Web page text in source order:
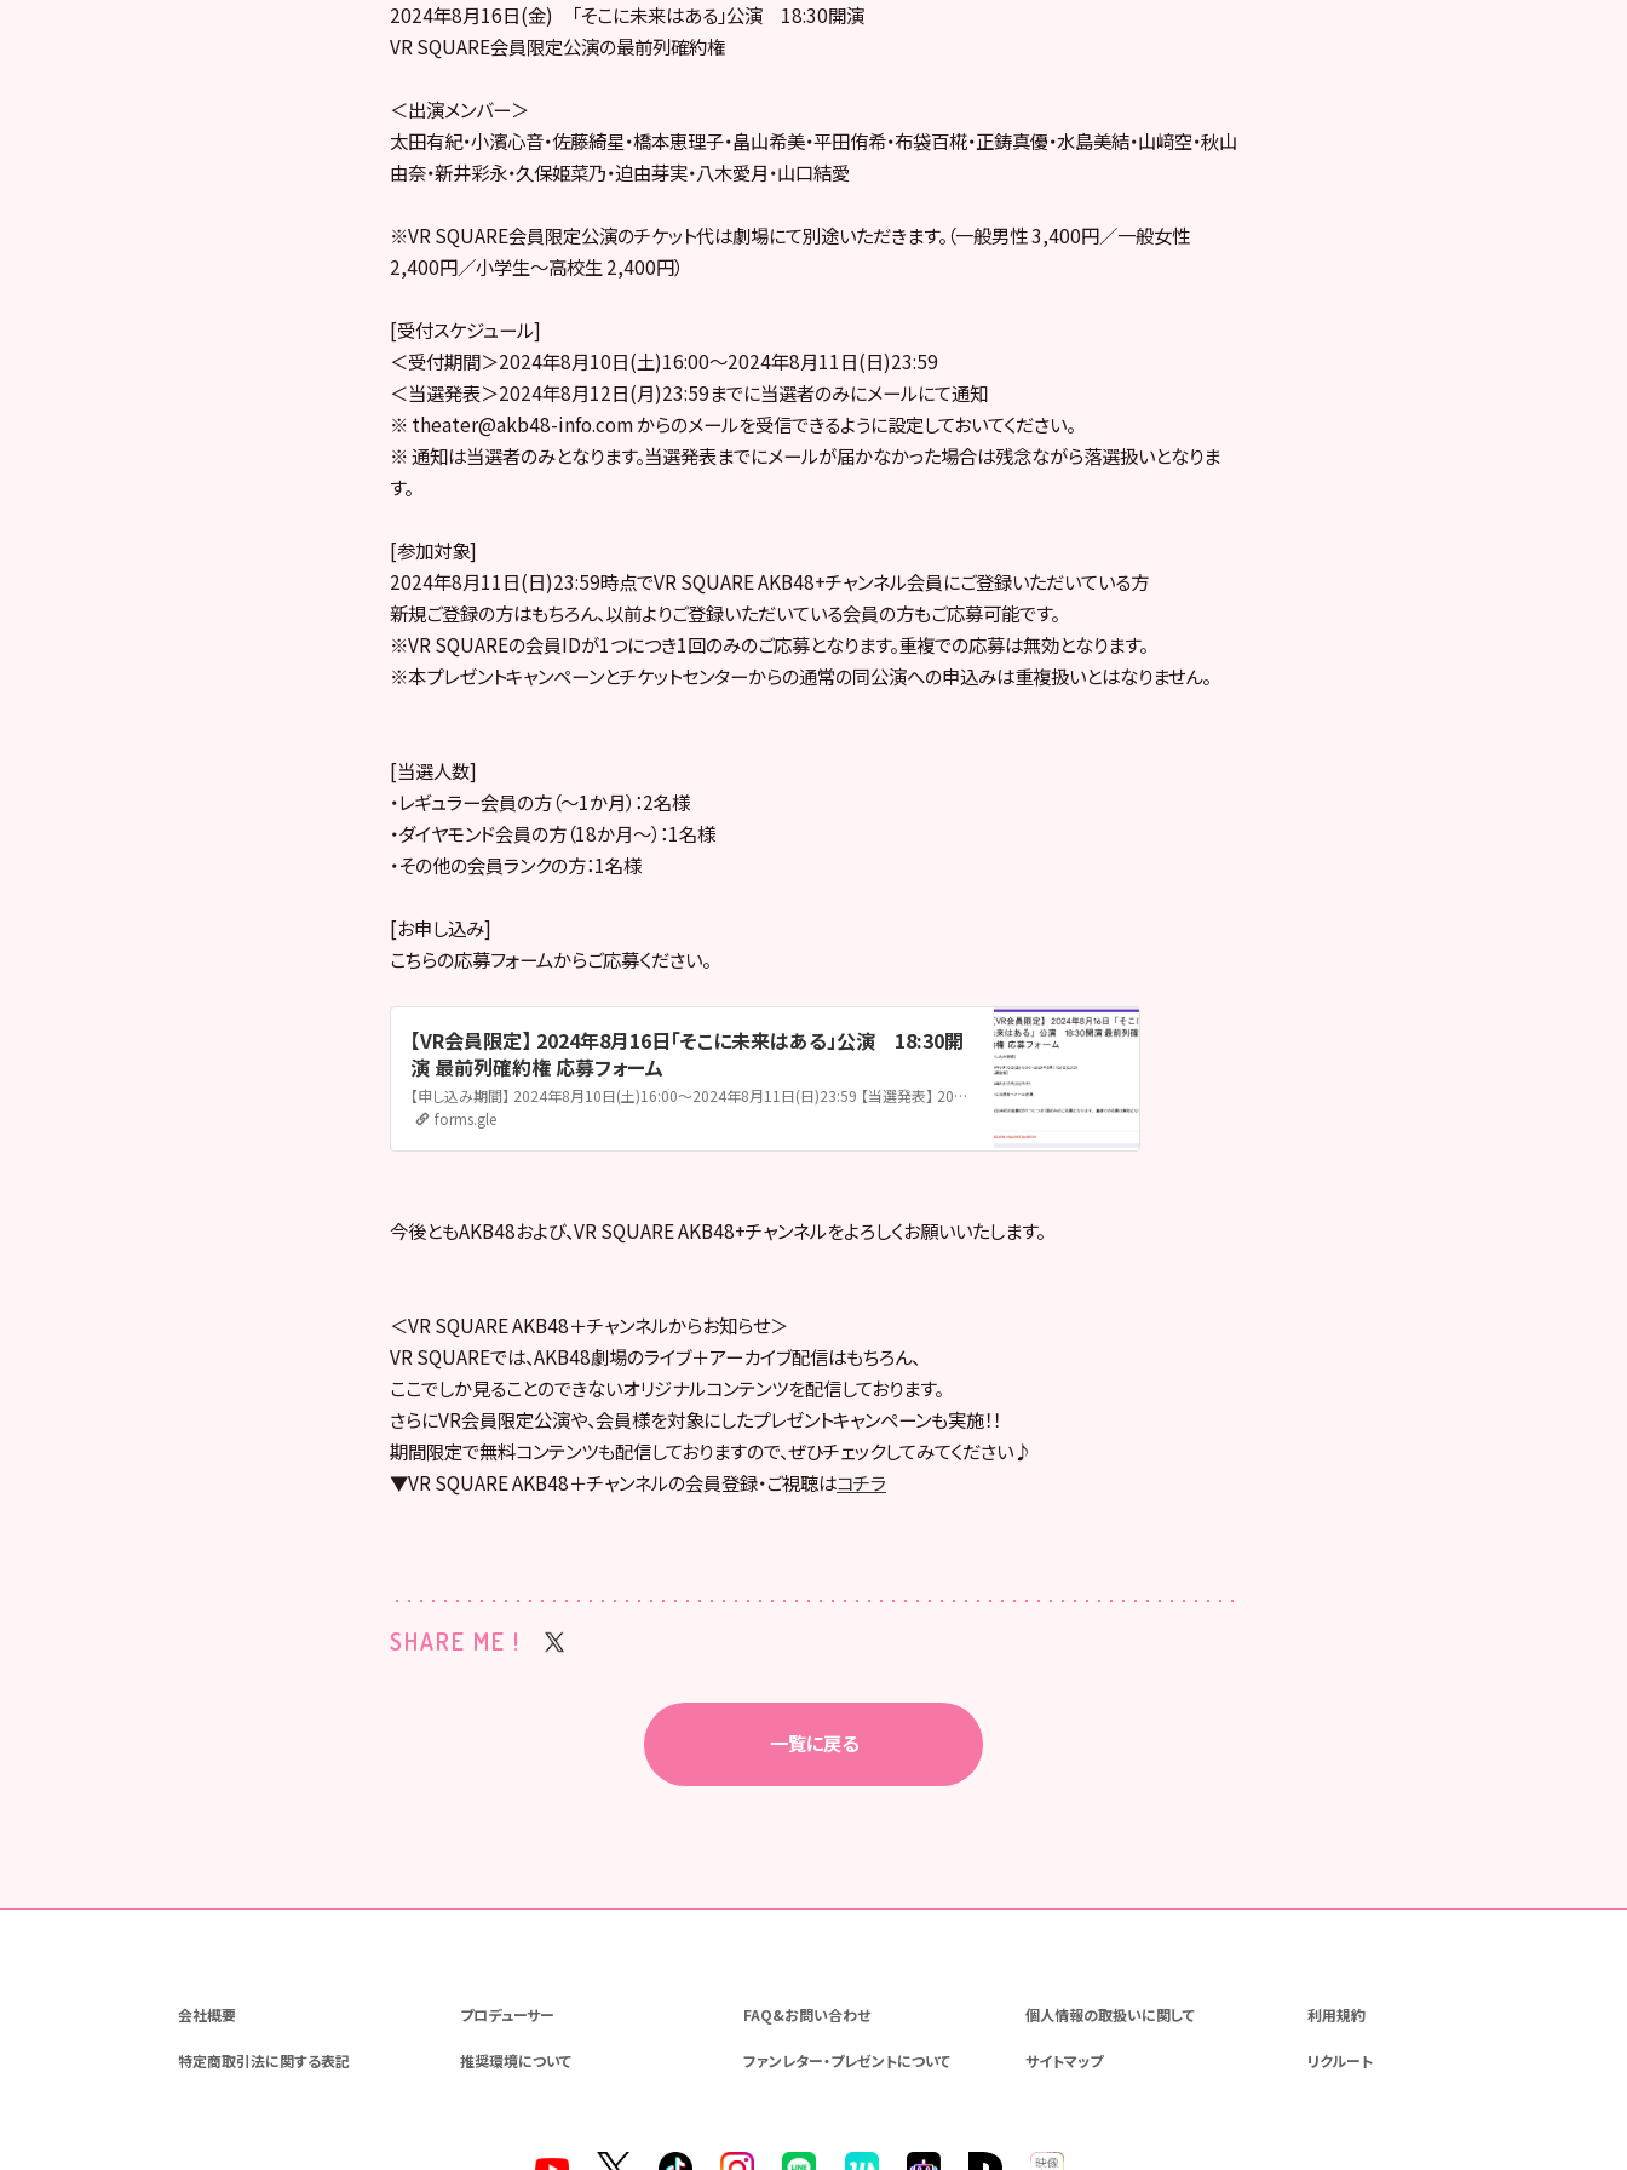
2024年8月16日(金) 「そこに未来はある」公演 18:30開演
VR SQUARE会員限定公演の最前列確約権
＜出演メンバー＞
太田有紀・小濱心音・佐藤綺星・橋本恵理子・畠山希美・平田侑希・布袋百椛・正鋳真優・水島美結・山﨑空・秋山
由奈・新井彩永・久保姫菜乃・迫由芽実・八木愛月・山口結愛
※VR SQUARE会員限定公演のチケット代は劇場にて別途いただきます。（一般男性 3,400円／一般女性
2,400円／小学生～高校生 2,400円）
[受付スケジュール]
＜受付期間＞2024年8月10日(土)16:00～2024年8月11日(日)23:59
＜当選発表＞2024年8月12日(月)23:59までに当選者のみにメールにて通知
※ theater@akb48-info.com からのメールを受信できるように設定しておいてください。
※ 通知は当選者のみとなります。当選発表までにメールが届かなかった場合は残念ながら落選扱いとなりま
す。
[参加対象]
2024年8月11日(日)23:59時点でVR SQUARE AKB48+チャンネル会員にご登録いただいている方
新規ご登録の方はもちろん、以前よりご登録いただいている会員の方もご応募可能です。
※VR SQUAREの会員IDが1つにつき1回のみのご応募となります。重複での応募は無効となります。
※本プレゼントキャンペーンとチケットセンターからの通常の同公演への申込みは重複扱いとはなりません。
[当選人数]
・レギュラー会員の方（～1か月）：2名様
・ダイヤモンド会員の方（18か月～）：1名様
・その他の会員ランクの方：1名様
[お申し込み]
こちらの応募フォームからご応募ください。
【VR会員限定】 2024年8月16日「そこに未来はある」公演 18:30開
演 最前列確約権 応募フォーム
【申し込み期間】 2024年8月10日(土)16:00～2024年8月11日(日)23:59 【当選発表】 2024年8月12日(月)23:59 までに当選者へメール送信 VR SQUAREの会員IDが1つにつき1回のみのご応募となります。重複での応募は無効となります。
forms.gle
今後ともAKB48および、VR SQUARE AKB48+チャンネルをよろしくお願いいたします。
＜VR SQUARE AKB48＋チャンネルからお知らせ＞
VR SQUAREでは、AKB48劇場のライブ＋アーカイブ配信はもちろん、
ここでしか見ることのできないオリジナルコンテンツを配信しております。
さらにVR会員限定公演や、会員様を対象にしたプレゼントキャンペーンも実施！！
期間限定で無料コンテンツも配信しておりますので、ぜひチェックしてみてください♪
▼VR SQUARE AKB48＋チャンネルの会員登録・ご視聴はコチラ
SHARE ME !
一覧に戻る
会社概要 プロデューサー FAQ&お問い合わせ 個人情報の取扱いに関して 利用規約
特定商取引法に関する表記 推奨環境について ファンレター・プレゼントについて サイトマップ リクルート